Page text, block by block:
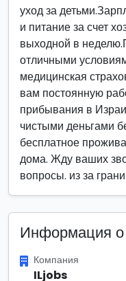
уход за
и питание за счет
выходной в
отличными
медицинская
вам постоянную
прибывания в
чистыми деньгами
бесплатное
дома. Жду ваших
вопросы. из за
Информация о
Компания
ILjobs